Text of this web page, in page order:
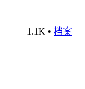
1.1K • 档案